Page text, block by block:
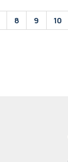
8 9 10